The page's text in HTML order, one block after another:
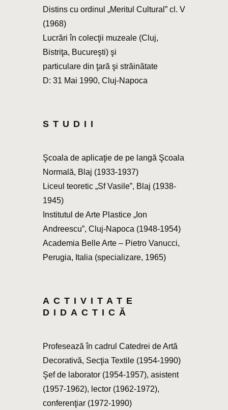
Distins cu ordinul „Meritul Cultural” cl. V
(1968)
Lucrări în colecţii muzeale (Cluj,
Bistriţa, Bucureşti) şi
particulare din ţară şi străinătate
D: 31 Mai 1990, Cluj-Napoca
STUDII
Şcoala de aplicaţie de pe langă Şcoala
Normală, Blaj (1933-1937)
Liceul teoretic „Sf Vasile”, Blaj (1938-
1945)
Institutul de Arte Plastice „Ion
Andreescu”, Cluj-Napoca (1948-1954)
Academia Belle Arte – Pietro Vanucci,
Perugia, Italia (specializare, 1965)
ACTIVITATE
DIDACTICĂ
Profesează în cadrul Catedrei de Artă
Decorativă, Secţia Textile (1954-1990)
Şef de laborator (1954-1957), asistent
(1957-1962), lector (1962-1972),
conferenţiar (1972-1990)